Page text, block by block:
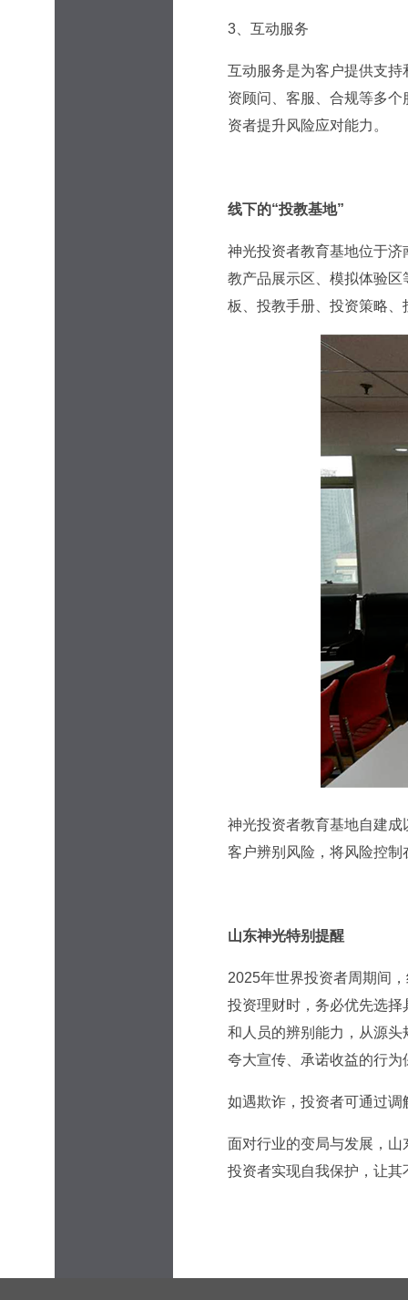
3、互动服务
互动服务是为客户提供支
资顾问、客服、合规等多
资者提升风险应对能力。
线下的“投教基地”
神光投资者教育基地位于
教产品展示区、模拟体验
板、投教手册、投资策略
神光投资者教育基地自建成
客户辨别风险，将风险控
山东神光特别提醒
2025年世界投资者周期间
投资理财时，务必优先选
和人员的辨别能力，从源头
夸大宣传、承诺收益的行为
如遇欺诈，投资者可通过
面对行业的变局与发展，
投资者实现自我保护，让